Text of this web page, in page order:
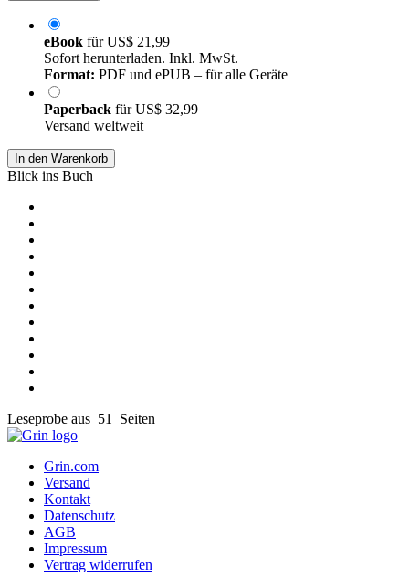
eBook fürUS$ 21,99
Sofort herunterladen. Inkl. MwSt.
Format: PDF und ePUB – für alle Geräte
Paperback fürUS$ 32,99
Versand weltweit
In den Warenkorb
Blick ins Buch
Leseprobe aus 51 Seiten
Grin.com
Versand
Kontakt
Datenschutz
AGB
Impressum
Vertrag widerrufen